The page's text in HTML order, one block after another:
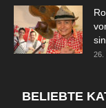
26.
BELIEBTE